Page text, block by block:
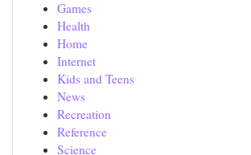
Games
Health
Home
Internet
Kids and Teens
News
Recreation
Reference
Science